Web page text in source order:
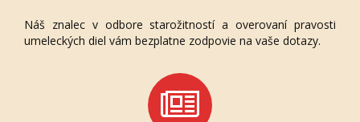
Náš znalec v odbore starožitností a overovaní pravosti
umeleckých diel vám bezplatne zodpovie na vaše dotazy.